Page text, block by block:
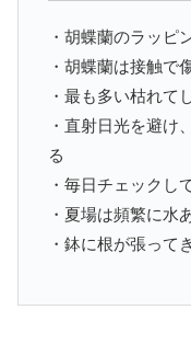
・胡蝶蘭のラッピ
・胡蝶蘭は接触で
・最も多い枯れて
・直射日光を避け
る
・毎日チェックし
・夏場は頻繁に水
・鉢に根が張って